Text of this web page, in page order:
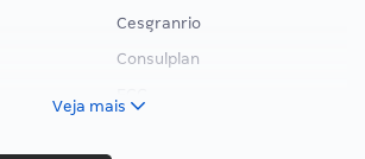
Cesgranrio
Consulplan
Veja mais